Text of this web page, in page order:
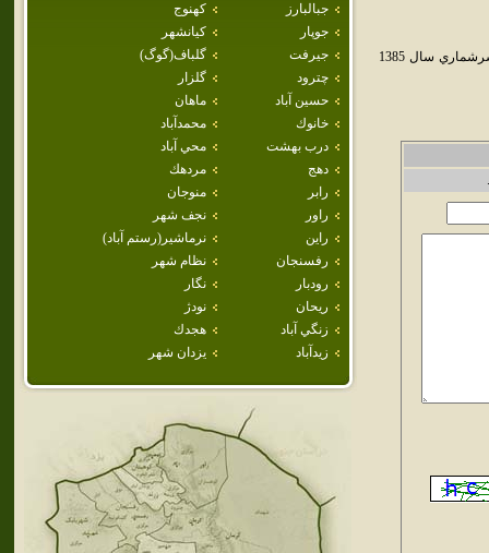
جبالبارز
كهنوج
جوپار
كيانشهر
جيرفت
گلباف(گوگ)
چترود
گلزار
حسين آباد
ماهان
خانوك
محمدآباد
درب بهشت
محي آباد
دهج
مردهك
رابر
منوجان
راور
نجف شهر
راين
نرماشير(رستم آباد)
رفسنجان
نظام شهر
رودبار
نگار
ريحان
نودژ
زنگي آباد
هجدك
زيدآباد
يزدان شهر
زرند از شهرهاي استان کرمان است.اين شهر مرکز شهرستان زرند است.جمعيت شهر زرند بنا بر سرشماري سال 1385